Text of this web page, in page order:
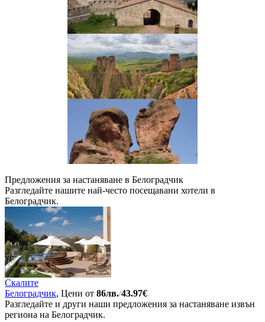
Предложения за настаняване в Белоградчик
Разгледайте нашите най-често посещавани хотели в
Белоградчик.
Скалите
Белоградчик, Цени от 86лв./43.97€
Разгледайте и други наши предложения за настаняване извън
региона на Белоградчик.